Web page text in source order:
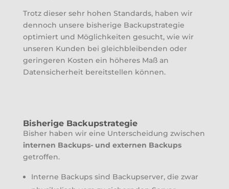
Trotz dieser sehr hohen Standards, haben wir
dennoch unsere bisherige Backupstrategie
optimiert und Möglichkeiten gesucht, wie wir
unseren Kunden bei gleichbleibenden oder
geringeren Kosten ein höheres Maß an
Datensicherheit bereitstellen können.
Bisherige Backupstrategie
Bisher haben wir eine Unterscheidung zwischen
internen Backups- und externen Backups
getroffen.
Interne Backups sind Backupserver, die zwar